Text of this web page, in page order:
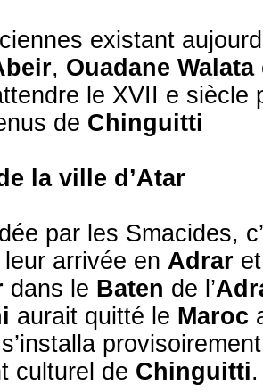
existant
, Ouadane Walata
le XVII e siècle
de Chinguitti
la ville d’Atar
par les Smacides,
arrivée en Adrar
dans le Baten de l’
aurait quitté le Maroc
culturel de Chinguitti.